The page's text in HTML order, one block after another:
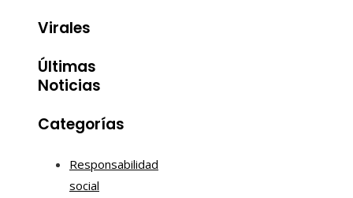
Virales
Últimas
Noticias
Categorías
Responsabilidad
social